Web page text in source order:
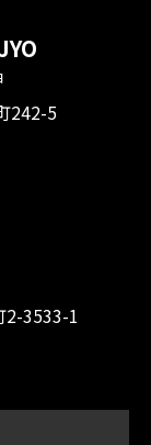
242-5
2-3533-1